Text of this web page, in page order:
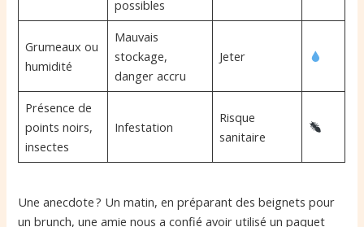
possibles
Grumeaux ou
humidité
Mauvais
stockage,
danger accru
Jeter
Présence de
points noirs,
insectes
Infestation
Risque
sanitaire
Une anecdote ? Un matin, en préparant des beignets pour
un brunch, une amie nous a confié avoir utilisé un paquet